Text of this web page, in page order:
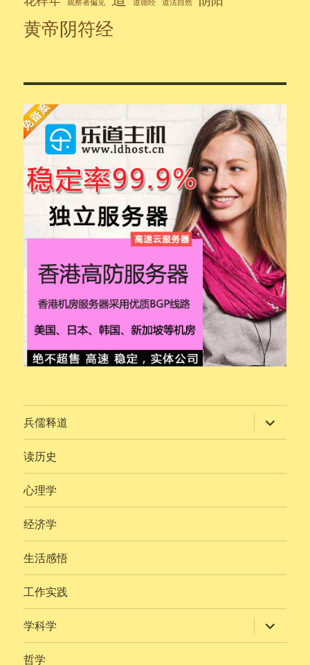
黄帝阴符经
兵儒释道 展
开
子
读历史
心理学
经济学
生活感悟
工作实践
学科学 展
开
子
哲学